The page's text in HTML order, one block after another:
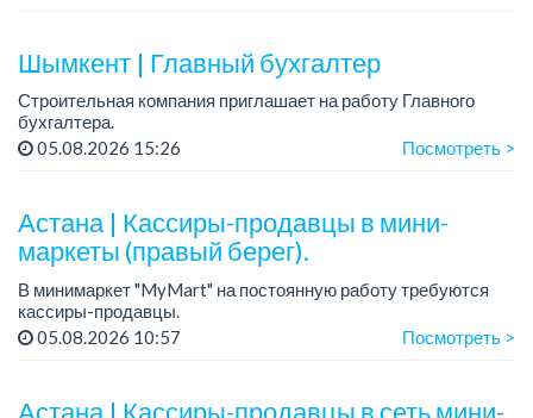
(экономическое)...
Шымкент | Главный бухгалтер
Строительная компания приглашает на работу Главного
бухгалтера.
• Опыт работы главным бухгалтером от...
05.08.2026 15:26 Посмотреть >
Астана | Кассиры-продавцы в мини-
маркеты (правый берег).
В минимаркет "MyMart" на постоянную работу требуются
кассиры-продавцы.
График работы: 2/2, с 08.00 до 23.00.
05.08.2026 10:57 Посмотреть >
Астана | Кассиры-продавцы в сеть мини-